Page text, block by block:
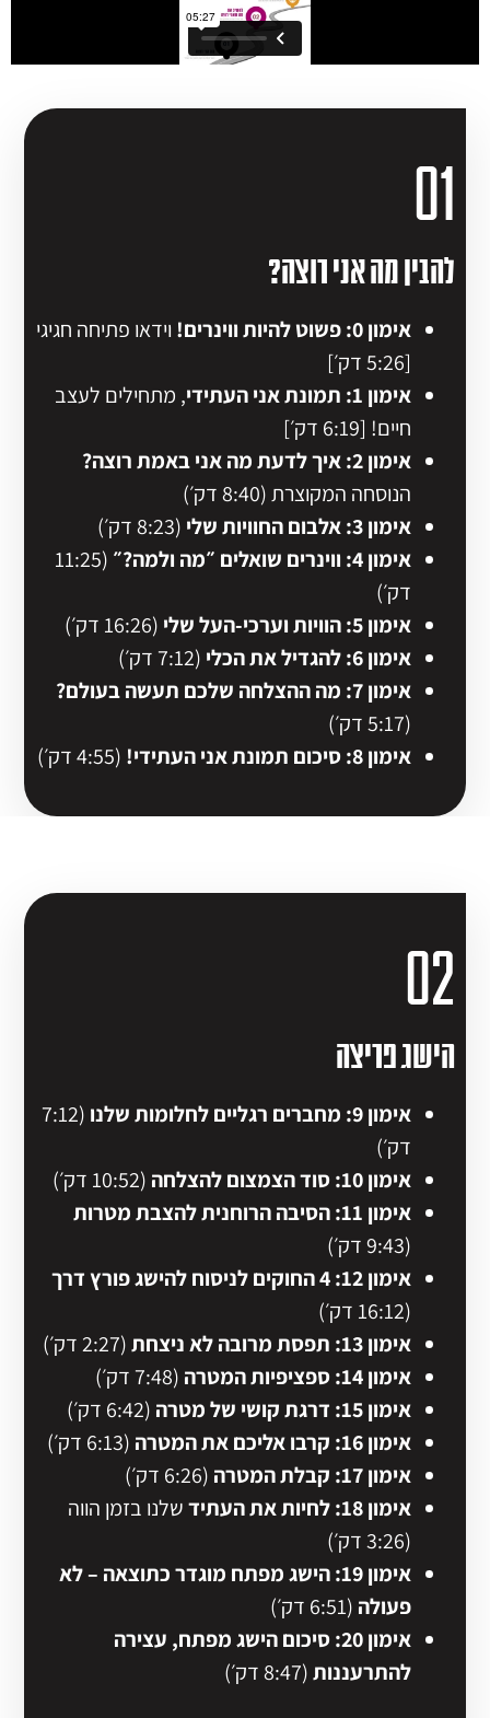
01
להבין מה אני רוצה?
אימון 0: פשוט להיות ווינרי ם! וידאו פתיחה חגיגי
[5:26 דק׳]
אימון 1:
תמונת אני העתידי, מתחילים לעצב
חיים! [6:19 דק׳]
אימון 2:
איך לדעת מה אני באמת רוצה?
הנוסחה המקוצרת (8:40 דק׳)
אימון 3: אלבום החוויות שלי
(8:23 דק׳)
אימון 4: ווינרים שואלים ״מה ולמה?״
(11:25
דק׳)
אימון 5: הוויות וערכי-העל שלי
(16:26 דק׳)
אימון 6: להגדיל את הכלי
(7:12 דק׳)
אימון 7: מה ההצלחה שלכם תעשה בעולם?
(5:17 דק׳)
אימון 8: סיכום תמונת אני העתידי!
(4:55 דק׳)
02
הישג פריצה
אימון 9: מחברים רגליים לחלומות שלנו
(7:12
דק׳)
אימון 10: סוד הצמצום להצלחה
(10:52 דק׳)
אימון 11: הסיבה הרוחנית להצבת מטרות
(9:43 דק׳)
אימון 12: 4 החוקים לניסוח להישג פורץ דרך
(16:12 דק׳)
אימון 13: תפסת מרובה לא ניצחת
(2:27 דק׳)
אימון 14: ספציפיות המטרה
(7:48 דק׳)
אימון 15: דרגת קושי של מטרה
(6:42 דק׳)
אימון 16: קרבו אליכם את המטרה
(6:13 דק׳)
אימון 17: קבלת המטרה
(6:26 דק׳)
אימון 18: לחיות את העתיד
שלנו בזמן הווה
(3:26 דק׳)
אימון 19: הישג מפתח מוגדר כתוצאה – לא
פעולה (6:51 דק׳)
אימון 20: סיכום הישג מפתח, עצירה
להתרעננות(8:47 דק׳)